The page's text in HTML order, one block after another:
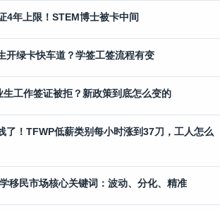
4年上限！STEM博士被卡中间
开绿卡快车道？学签工签流程有变
工作签证被拒？新政策到底怎么变的
了！TFWP低薪类别每小时涨到37刀，工人怎么
移民市场核心关键词：波动、分化、精准